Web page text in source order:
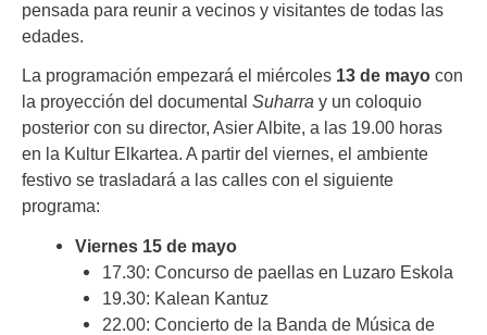
pensada para reunir a vecinos y visitantes de todas las
edades.
La programación empezará el miércoles 13 de mayo con
la proyección del documental Suharra y un coloquio
posterior con su director, Asier Albite, a las 19.00 horas
en la Kultur Elkartea. A partir del viernes, el ambiente
festivo se trasladará a las calles con el siguiente
programa:
Viernes 15 de mayo
17.30: Concurso de paellas en Luzaro Eskola
19.30: Kalean Kantuz
22.00: Concierto de la Banda de Música de